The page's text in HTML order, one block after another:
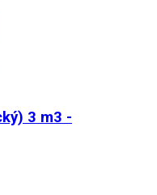
3 m3 -